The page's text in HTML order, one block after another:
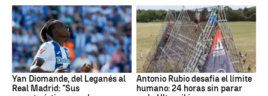
Yan Diomande, del Leganés al
Real Madrid: "Sus
Antonio Rubio desafía el límite
humano: 24 horas sin parar